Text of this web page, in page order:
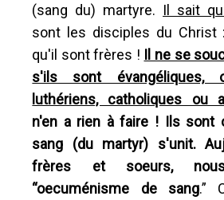
(sang du) martyre. Il sait
sont les disciples du Christ
qu'il sont frères ! Il ne se
s'ils sont évangéliques,
luthériens, catholiques ou
n'en a rien à faire ! Ils sont
sang (du martyr) s'unit.
frères et soeurs,
“oecuménisme de sang.”